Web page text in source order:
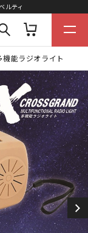
ルティ
能ラジオライト